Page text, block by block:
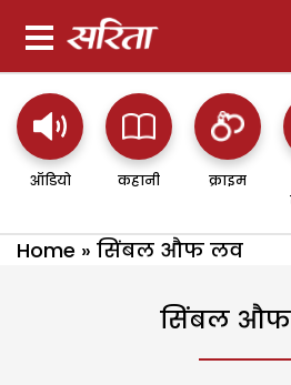
ऑडियो कहानी क्राइम
Home » सिंबल औफ लव
सिंबल